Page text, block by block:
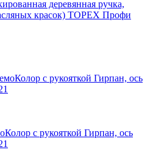
деревянная ручка,
красок) TOPEX Профи
с рукояткой Гирпан, ось